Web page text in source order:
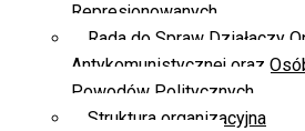
Represjonowanych
Rada do Spraw Działaczy
Antykomunistycznej oraz
Powodów Politycznych
Struktura organizacyjna